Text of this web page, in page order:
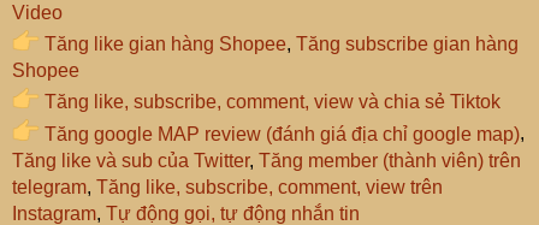
Video
Tăng like gian hàng Shopee,Tăng subscribe gian hàng
Shopee
Tăng like, subscribe, comment, view và chia sẻ Tiktok
Tăng google MAP review (đánh giá địa chỉ google map),
Tăng like và sub của Twitter, Tăng member (thành viên) trên
telegram, Tăng like, subscribe, comment, view trên
Instagram, Tự động gọi, tự động nhắn tin